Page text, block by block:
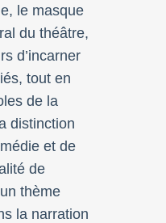
le masque
du théâtre,
d’incarner
tout en
de la
distinction
et de
de
thème
la narration